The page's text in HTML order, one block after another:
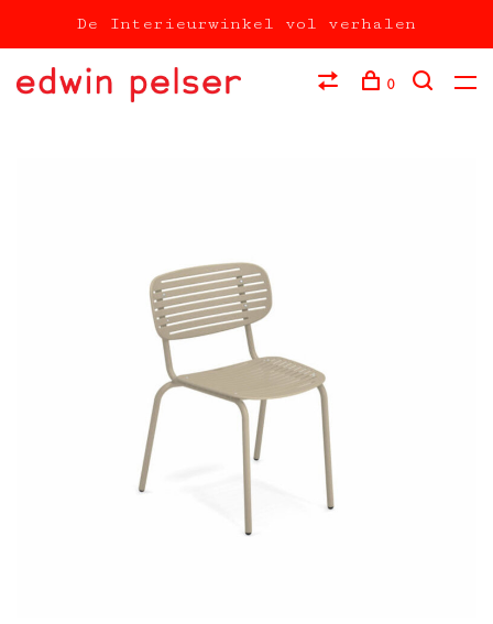
De Interieurwinkel vol verhalen
0